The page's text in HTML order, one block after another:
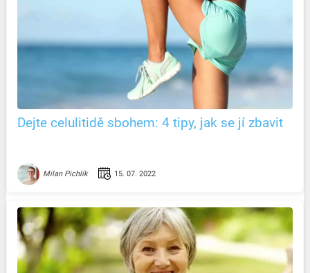
Dejte celulitidě sbohem: 4 tipy, jak se jí zbavit
Milan Pichlík 15. 07. 2022